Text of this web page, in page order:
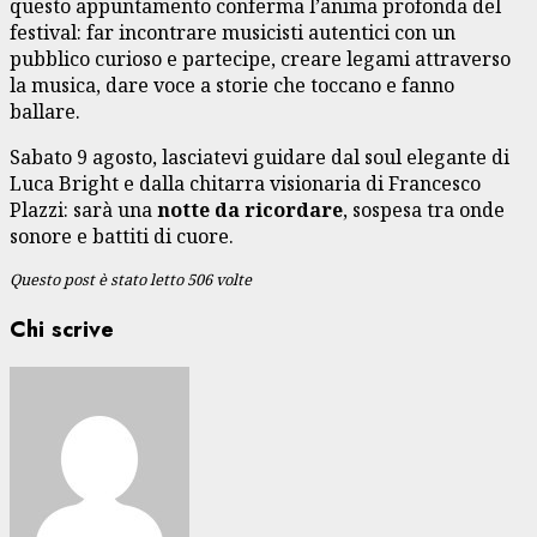
questo appuntamento conferma l’anima profonda del
festival: far incontrare musicisti autentici con un
pubblico curioso e partecipe, creare legami attraverso
la musica, dare voce a storie che toccano e fanno
ballare.
Sabato 9 agosto, lasciatevi guidare dal soul elegante di
Luca Bright e dalla chitarra visionaria di Francesco
Plazzi: sarà unanotte da ricordare, sospesa tra onde
sonore e battiti di cuore.
Questo post è stato letto 506 volte
Chi scrive